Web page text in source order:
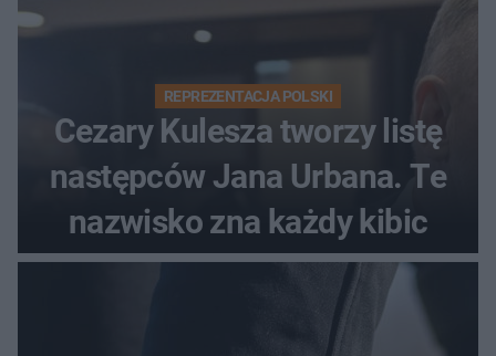
REPREZENTACJA POLSKI
Cezary Kulesza tworzy listę
następców Jana Urbana. Te
nazwisko zna każdy kibic